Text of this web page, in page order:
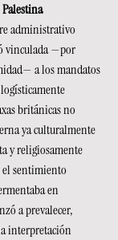
administrativo
vinculada —por
a los mandatos
británicas no
ya culturalmente
y religiosamente
el sentimiento
en
a prevalecer,
interpretación